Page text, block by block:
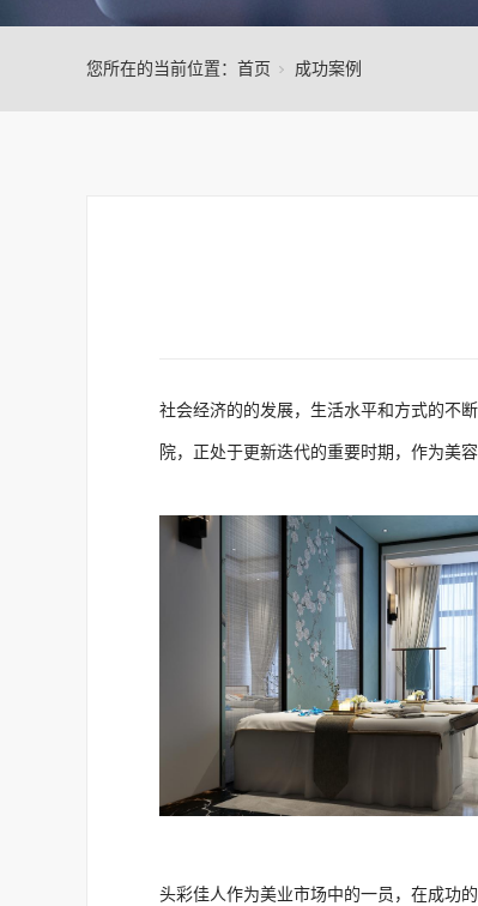
您所在的当前位置： 首页 成功案例
社会经济的的发展，生活水平和方式的不
院，正处于更新迭代的重要时期，作为美
头彩佳人作为美业市场中的一员，在成功